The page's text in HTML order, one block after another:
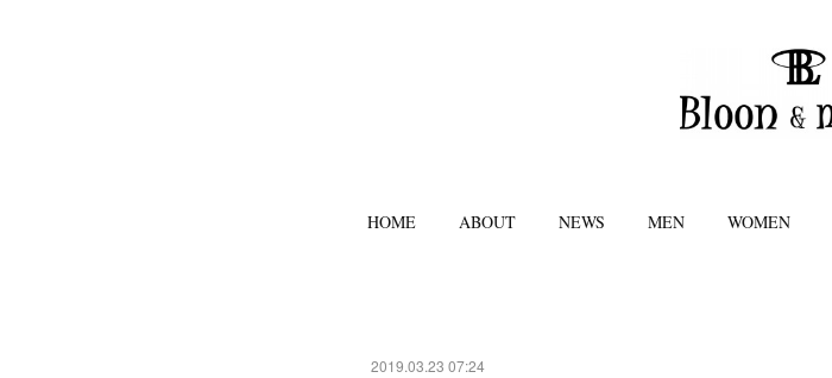
HOME ABOUT NEWS MEN WOMEN
2019.03.23 07:24